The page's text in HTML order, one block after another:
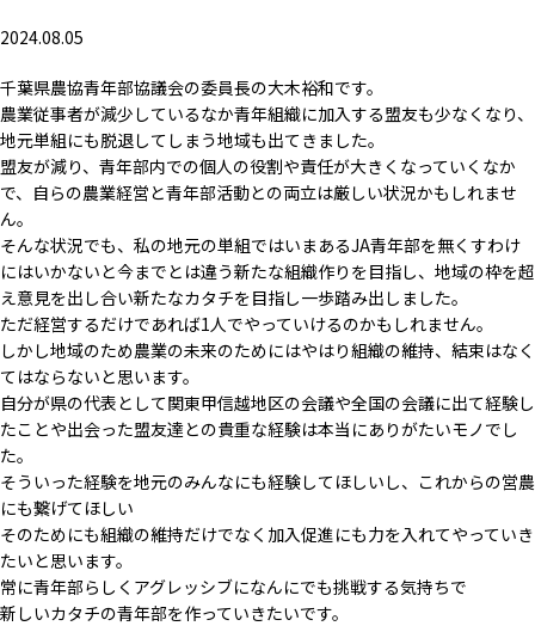
2024.08.05
千葉県農協青年部協議会の委員長の大木裕和です。
農業従事者が減少しているなか青年組織に加入する盟友も少なくなり、
地元単組にも脱退してしまう地域も出てきました。
盟友が減り、青年部内での個人の役割や責任が大きくなっていくなか
で、自らの農業経営と青年部活動との両立は厳しい状況かもしれませ
ん。
そんな状況でも、私の地元の単組ではいまあるJA青年部を無くすわけ
にはいかないと今までとは違う新たな組織作りを目指し、地域の枠を超
え意見を出し合い新たなカタチを目指し一歩踏み出しました。
ただ経営するだけであれば1人でやっていけるのかもしれません。
しかし地域のため農業の未来のためにはやはり組織の維持、結束はなく
てはならないと思います。
自分が県の代表として関東甲信越地区の会議や全国の会議に出て経験し
たことや出会った盟友達との貴重な経験は本当にありがたいモノでし
た。
そういった経験を地元のみんなにも経験してほしいし、これからの営農
にも繋げてほしい
そのためにも組織の維持だけでなく加入促進にも力を入れてやっていき
たいと思います。
常に青年部らしくアグレッシブになんにでも挑戦する気持ちで
新しいカタチの青年部を作っていきたいです。